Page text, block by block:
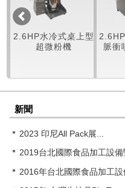
2.6HP水冷式桌上型
超微粉機
脈衝
新聞
2023 印尼All Pack展...
2019台北國際食品加工設備
2016年台北國際食品加工設